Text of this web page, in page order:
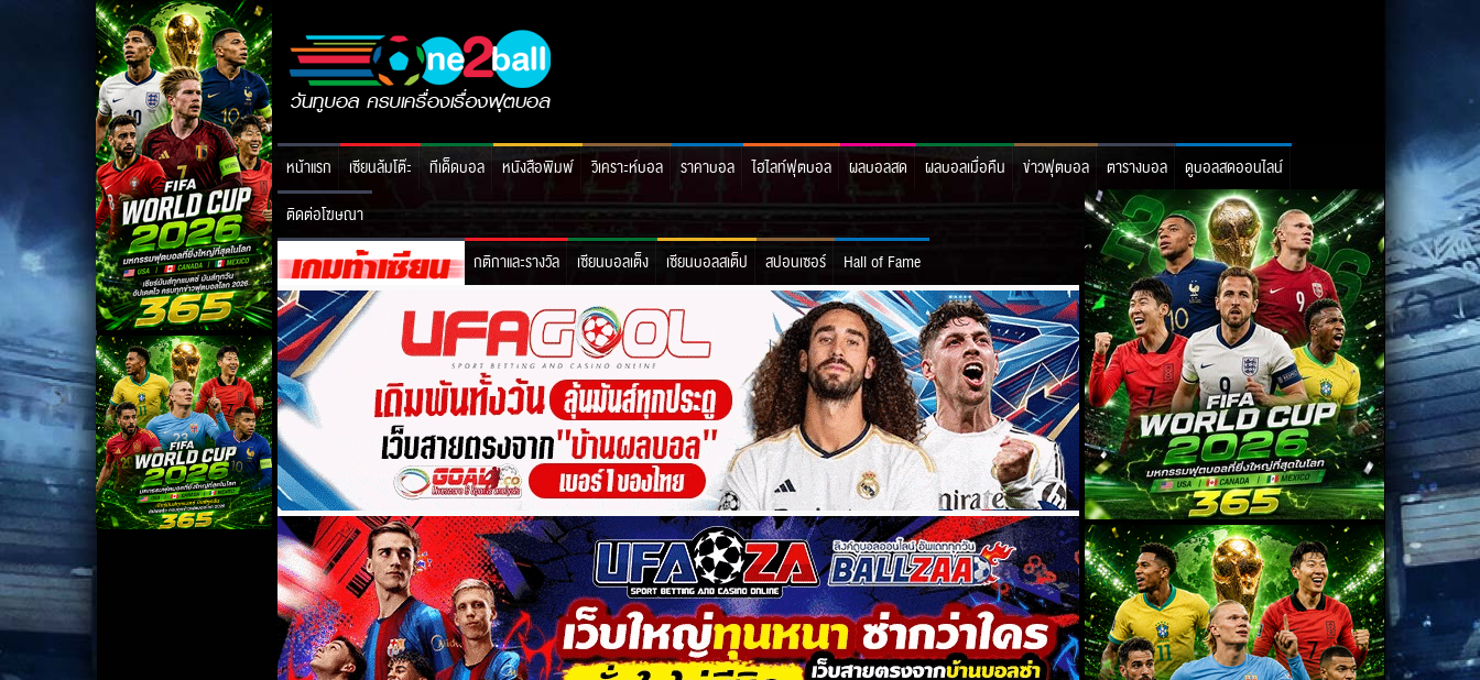
หน้าแรก เซียนล้มโต๊ะ ทีเด็ดบอล หนังสือพิมพ์ วิเคราะห์บอล ราคาบอล ไฮไลท์ฟุตบอล ผลบอลสด ผลบอลเมื่อคืน ข่าวฟุตบอล ตารางบอล
ดูบอลสดออนไลน์
ติดต่อโฆษณา
กติกาและรางวัล
เซียนบอลเต็ง เซียนบอลสเต็ป สปอนเซอร์ Hall of Fame